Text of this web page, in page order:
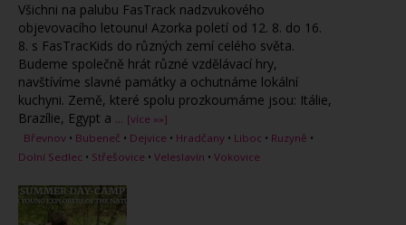
Všichni na palubu FasTrack nadzvukového
objevovacího letounu! Azorka poletí od 12. 8. do 16.
8. s FasTracKids do různých zemí celého světa.
Budeme společně hrát různé vzdělávací hry,
navštívíme slavné památky a ochutnáme lokální
kuchyni. Země, které spolu prozkoumáme jsou: Itálie,
Brazílie, Egypt a ... [více »»]
Břevnov • Bubeneč • Dejvice • Hradčany • Liboc • Ruzyně •
Dolní Sedlec • Střešovice • Veleslavín • Vokovice